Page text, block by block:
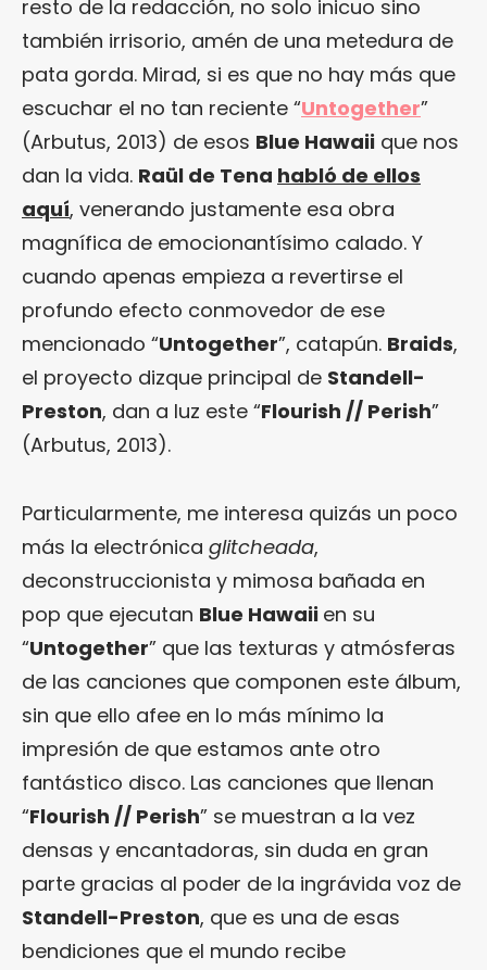
resto de la redacción, no solo inicuo sino
también irrisorio, amén de una metedura de
pata gorda. Mirad, si es que no hay más que
escuchar el no tan reciente “Untogether”
(Arbutus, 2013) de esos Blue Hawaii que nos
dan la vida. Raül de Tena habló de ellos
aquí, venerando justamente esa obra
magnífica de emocionantísimo calado. Y
cuando apenas empieza a revertirse el
profundo efecto conmovedor de ese
mencionado “Untogether”, catapún. Braids,
el proyecto dizque principal de Standell-
Preston, dan a luz este “Flourish // Perish”
(Arbutus, 2013).
Particularmente, me interesa quizás un poco
más la electrónica glitcheada,
deconstruccionista y mimosa bañada en
pop que ejecutan Blue Hawaii en su
“Untogether” que las texturas y atmósferas
de las canciones que componen este álbum,
sin que ello afee en lo más mínimo la
impresión de que estamos ante otro
fantástico disco. Las canciones que llenan
“Flourish // Perish” se muestran a la vez
densas y encantadoras, sin duda en gran
parte gracias al poder de la ingrávida voz de
Standell-Preston, que es una de esas
bendiciones que el mundo recibe